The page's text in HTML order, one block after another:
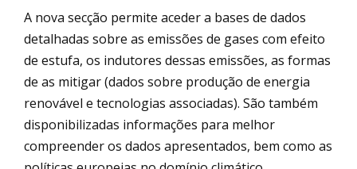
A nova secção permite aceder a bases de dados
detalhadas sobre as emissões de gases com efeito
de estufa, os indutores dessas emissões, as formas
de as mitigar (dados sobre produção de energia
renovável e tecnologias associadas). São também
disponibilizadas informações para melhor
compreender os dados apresentados, bem como as